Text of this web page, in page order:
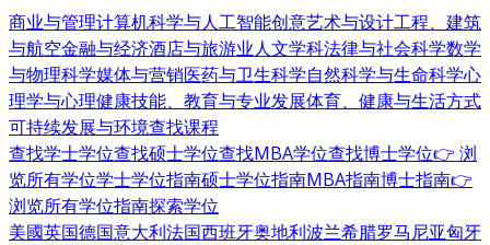
商业与管理计算机科学与人工智能创意艺术与设计工程、建筑
与航空金融与经济酒店与旅游业人文学科法律与社会科学数学
与物理科学媒体与营销医药与卫生科学自然科学与生命科学心
理学与心理健康技能、教育与专业发展体育、健康与生活方式
可持续发展与环境查找课程
查找学士学位查找硕士学位查找MBA学位查找博士学位👉 浏
览所有学位学士学位指南硕士学位指南MBA指南博士指南👉
浏览所有学位指南探索学位
美國英国德国意大利法国西班牙奥地利波兰希腊罗马尼亚匈牙